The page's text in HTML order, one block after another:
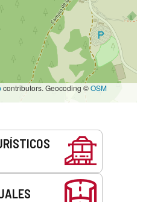
contributors. Geocoding ©OSM